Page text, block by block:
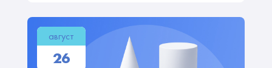
август
26